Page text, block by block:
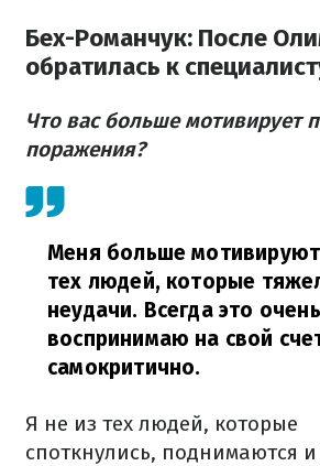
Бех-Романчук: После
обратилась к
Что вас больше мотивирует
поражения?
Меня больше
тех людей, которые
неудачи. Всегда это
воспринимаю на свой
самокритично.
Я не из тех людей, которые
споткнулись, поднимаются и